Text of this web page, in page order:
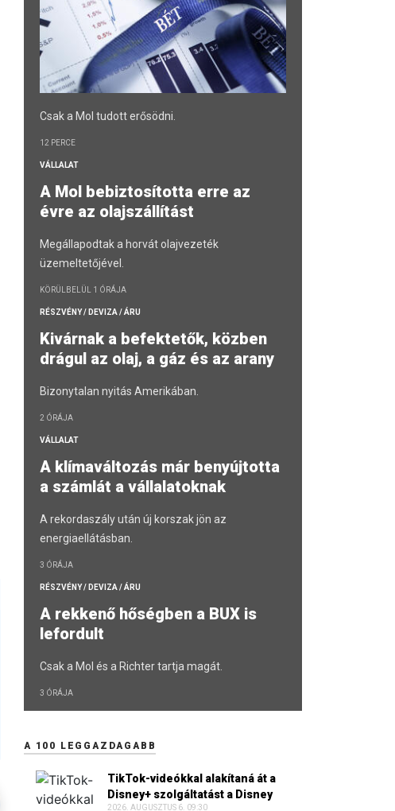
Csak a Mol tudott erősödni.
12 PERCE
VÁLLALAT
A Mol bebiztosította erre az
évre az olajszállítást
Megállapodtak a horvát olajvezeték
üzemeltetőjével.
KÖRÜLBELÜL 1 ÓRÁJA
RÉSZVÉNY / DEVIZA / ÁRU
Kivárnak a befektetők, közben
drágul az olaj, a gáz és az arany
Bizonytalan nyitás Amerikában.
2 ÓRÁJA
VÁLLALAT
A klímaváltozás már benyújtotta
a számlát a vállalatoknak
A rekordaszály után új korszak jön az
energiaellátásban.
3 ÓRÁJA
RÉSZVÉNY / DEVIZA / ÁRU
A rekkenő hőségben a BUX is
lefordult
Csak a Mol és a Richter tartja magát.
3 ÓRÁJA
A 100 LEGGAZDAGABB
TikTok-videókkal alakítaná át a
Disney+ szolgáltatást a Disney
2026. AUGUSZTUS 6. 09:30